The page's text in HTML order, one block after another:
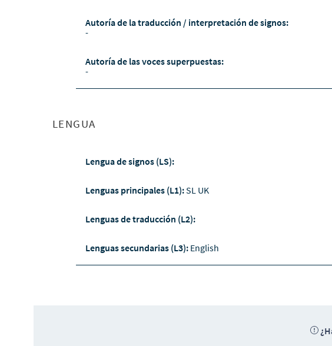
Autoría de la traducción / interpretación de signos:
-
Autoría de las voces superpuestas:
-
LENGUA
Lengua de signos (LS):
Lenguas principales (L1):SL UK
Lenguas de traducción (L2):
Lenguas secundarias (L3): English